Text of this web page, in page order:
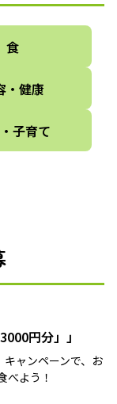
食
・健康
子育て
円分」」
キャンペーンで、お
べよう！